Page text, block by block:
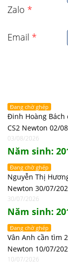
Zalo *
Email *
Đang chờ ghép
Đinh Hoàng Bách
CS2 Newton 02/
03/08/2026
Năm sinh:
Đang chờ ghép
Nguyễn Thị
Newton 30/07/
30/07/2026
Năm sinh:
Đang chờ ghép
Vân Anh cần tìm
Newton 10/07/
10/07/2026